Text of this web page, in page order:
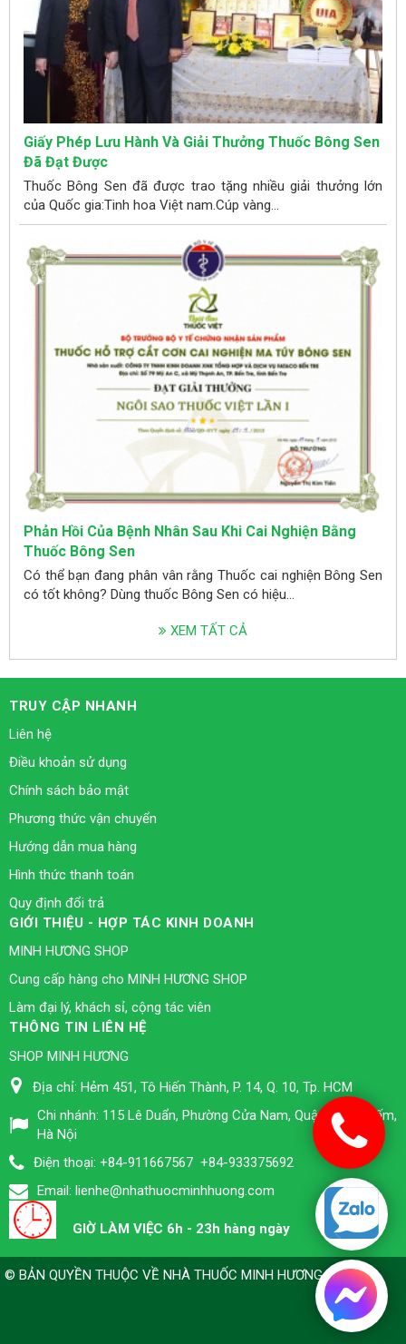
Giấy Phép Lưu Hành Và Giải Thưởng Thuốc Bông Sen
Đã Đạt Được
Thuốc Bông Sen đã được trao tặng nhiều giải thưởng lớn
của Quốc gia:Tinh hoa Việt nam.Cúp vàng...
Phản Hồi Của Bệnh Nhân Sau Khi Cai Nghiện Bằng
Thuốc Bông Sen
Có thể bạn đang phân vân rằng Thuốc cai nghiện Bông Sen
có tốt không? Dùng thuốc Bông Sen có hiệu...
XEM TẤT CẢ
TRUY CẬP NHANH
Liên hệ
Điều khoản sử dụng
Chính sách bảo mật
Phương thức vận chuyển
Hướng dẫn mua hàng
Hình thức thanh toán
Quy định đổi trả
GIỚI THIỆU - HỢP TÁC KINH DOANH
MINH HƯƠNG SHOP
Cung cấp hàng cho MINH HƯƠNG SHOP
Làm đại lý, khách sỉ, cộng tác viên
THÔNG TIN LIÊN HỆ
SHOP MINH HƯƠNG
Địa chỉ: Hẻm 451, Tô Hiến Thành, P. 14, Q. 10, Tp. HCM
Chi nhánh: 115 Lê Duẩn, Phường Cửa Nam, Quận Hoàn Kiếm,
Hà Nội
Điện thoại: +84-911667567 +84-933375692
Email: lienhe@nhathuocminhhuong.com
GIỜ LÀM VIỆC 6h - 23h hàng ngày
© BẢN QUYỀN THUỘC VỀ NHÀ THUỐC MINH HƯƠNG TPHCM.